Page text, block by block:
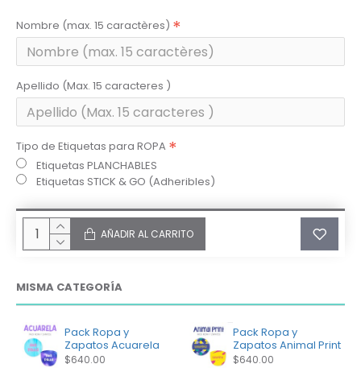
Nombre (max. 15 caractères)
Apellido (Max. 15 caracteres )
Tipo de Etiquetas para ROPA
Etiquetas PLANCHABLES
Etiquetas STICK & GO (Adheribles)
AÑADIR AL CARRITO
MISMA CATEGORÍA
Pack Ropa y
Zapatos Acuarela
$640.00
Pack Ropa y
Zapatos Animal Print
$640.00